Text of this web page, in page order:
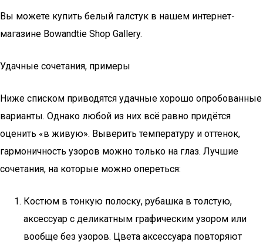
Вы можете купить белый галстук в нашем интернет-
магазине Bowandtie Shop Gallery.
Удачные сочетания, примеры
Ниже списком приводятся удачные хорошо опробованные
варианты. Однако любой из них всё равно придётся
оценить «в живую». Выверить температуру и оттенок,
гармоничность узоров можно только на глаз. Лучшие
сочетания, на которые можно опереться:
Костюм в тонкую полоску, рубашка в толстую,
аксессуар с деликатным графическим узором или
вообще без узоров. Цвета аксессуара повторяют